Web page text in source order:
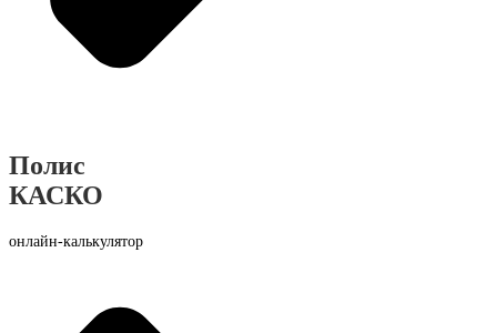
Полис
КАСКО
онлайн-калькулятор